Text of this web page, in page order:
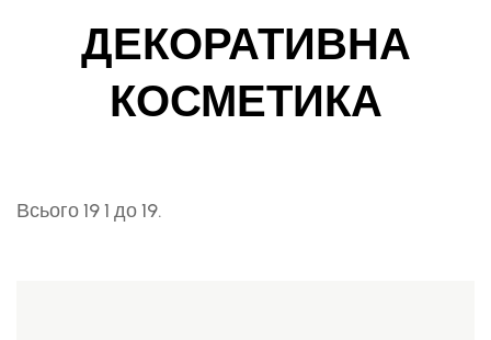
ДЕКОРАТИВНА
КОСМЕТИКА
Всього 19 1 до 19.